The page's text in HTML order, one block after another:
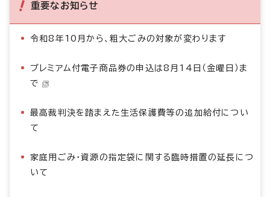
重要なお知らせ
令和8年10月から、粗大ごみの対象が変わります
プレミアム付電子商品券の申込は8月14日（金曜日）ま
で
最高裁判決を踏まえた生活保護費等の追加給付につい
て
家庭用ごみ・資源の指定袋に関する臨時措置の延長につ
いて